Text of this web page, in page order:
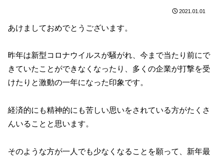
2021.01.01
あけましておめでとうございます。
昨年は新型コロナウイルスが騒がれ、今まで当たり前にで
きていたことができなくなったり、多くの企業が打撃を受
けたりと激動の一年になった印象です。
経済的にも精神的にも苦しい思いをされている方がたくさ
んいることと思います。
そのような方が一人でも少なくなることを願って、新年最